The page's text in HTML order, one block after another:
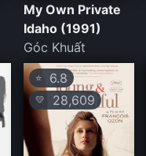
My Own Private
Idaho (1991)
Góc Khuất
⭐ 6.8
💛 28,609